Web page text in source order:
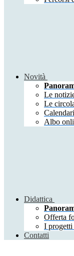
Novità
Le
Le
Albo
Didattica
Offerta
I progetti
Contatti